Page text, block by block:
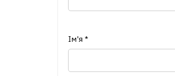
Ім'я *